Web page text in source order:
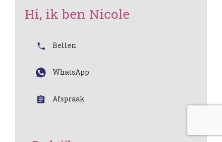
Hi, ik ben Nicole
Bellen
WhatsApp
Afspraak